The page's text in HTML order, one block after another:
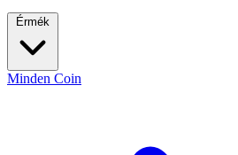
Érmék
Minden Coin